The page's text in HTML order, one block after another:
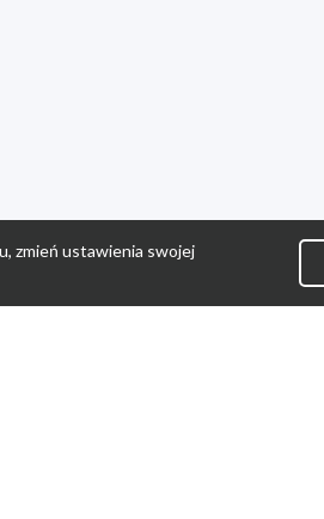
zmień ustawienia swojej